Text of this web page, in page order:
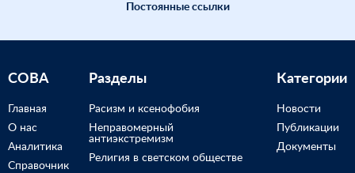
Постоянные ссылки
СОВА
Главная
О нас
Аналитика
Справочник
Разделы
Расизм и ксенофобия
Неправомерный
антиэкстремизм
Религия в светском обществе
Категории
Новости
Публикации
Документы